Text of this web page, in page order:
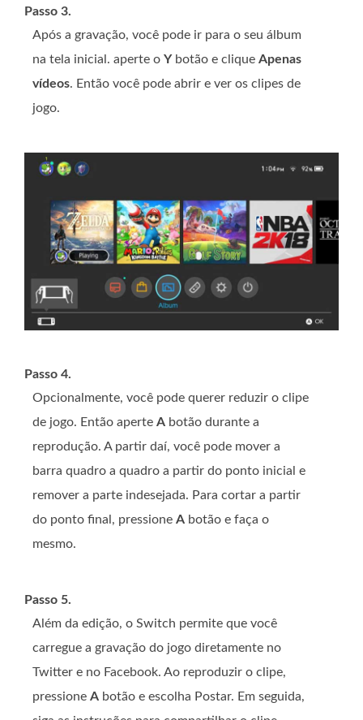
Passo 3.
Após a gravação, você pode ir para o seu álbum
na tela inicial. aperte o Ybotão e clique Apenas
vídeos. Então você pode abrir e ver os clipes de
jogo.
Passo 4.
Opcionalmente, você pode querer reduzir o clipe
de jogo. Então aperte A botão durante a
reprodução. A partir daí, você pode mover a
barra quadro a quadro a partir do ponto inicial e
remover a parte indesejada. Para cortar a partir
do ponto final, pressione A botão e faça o
mesmo.
Passo 5.
Além da edição, o Switch permite que você
carregue a gravação do jogo diretamente no
Twitter e no Facebook. Ao reproduzir o clipe,
pressione A botão e escolha Postar. Em seguida,